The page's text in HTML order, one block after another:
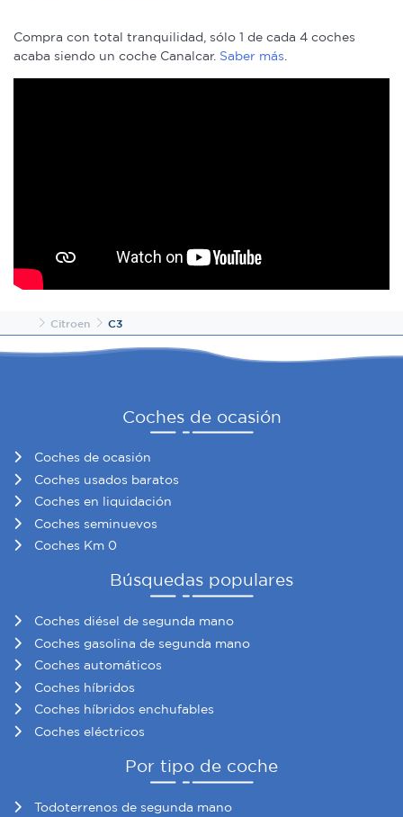
información sobre el uso que haga del sitio web con
nuestros partners de redes sociales, publicidad y análisis
Compra con total tranquilidad, sólo 1 de cada 4 coches
acaba siendo un coche Canalcar. Saber más
InicioCitroen C3
Coches de ocasión
Coches de ocasión
Coches usados baratos
Coches en liquidación
Coches seminuevos
Coches Km 0
Búsquedas populares
Coches diésel de segunda mano
Coches gasolina de segunda mano
Coches automáticos
Coches híbridos
Coches híbridos enchufables
Coches eléctricos
Por tipo de coche
Todoterrenos de segunda mano